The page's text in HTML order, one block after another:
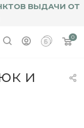
ВЫДАЧИ ОТ
0
и